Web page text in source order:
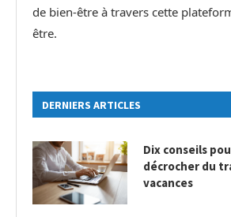
de bien-être à travers cette
être.
DERNIERS ARTICLES
Dix conseils
décrocher du
vacances